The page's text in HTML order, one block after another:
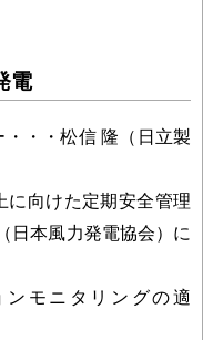
電
・・松信 隆（日立製
向けた定期安全管理
日本風力発電協会）に
モニタリングの適